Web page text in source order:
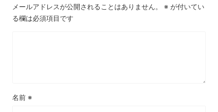
メールアドレスが公開されることはありません。 ※ が付いてい
る欄は必須項目です
名前 ※